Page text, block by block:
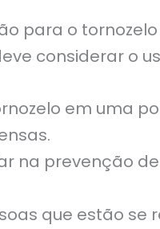
para o
considerar o
em uma
na prevenção
que estão se